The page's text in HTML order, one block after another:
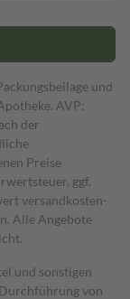
und
AVP:
der
Preise
ggf.
versand­kosten­
Alle Angebote
und sonstigen
von